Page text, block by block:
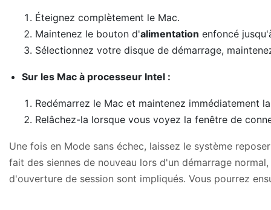
Éteignez complètement le Mac.
Maintenez le bouton d'alimentation enfoncé
Sélectionnez votre disque de démarrage,
Sur les Mac à processeur Intel :
Redémarrez le Mac et maintenez immédiatement
Relâchez-la lorsque vous voyez la fenêtre de
Une fois en Mode sans échec, laissez le système
fait des siennes de nouveau lors d'un démarrage
d'ouverture de session sont impliqués. Vous pourrez